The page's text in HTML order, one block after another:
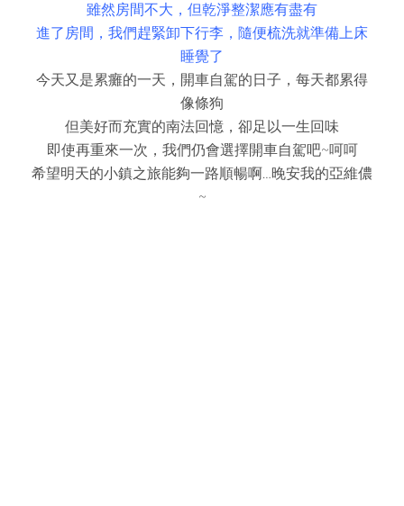
雖然房間不大，但乾淨整潔應有盡有
進了房間，我們趕緊卸下行李，隨便梳洗就準備上床
睡覺了
今天又是累癱的一天，開車自駕的日子，每天都累得
像條狗
但美好而充實的南法回憶，卻足以一生回味
即使再重來一次，我們仍會選擇開車自駕吧~呵呵
希望明天的小鎮之旅能夠一路順暢啊…晚安我的亞維儂
~